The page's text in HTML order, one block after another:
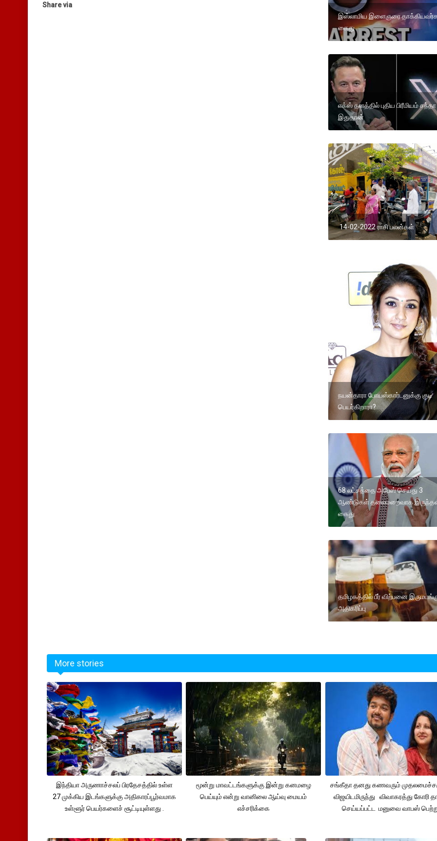
Share via
இஸ்லாமிய இளைஞரை
கைது
எக்ஸ் தளத்தில் புதிய பிரீமியம் சந்தா
இதுதான்
14-02-2022 ராசி பலன்கள்
நயன்தாரா போயஸ்கார்டனுக்கு குடி
பெயர்கிறாரா?
68 லட்சத்தை அபேஸ் செய்து 3
ஆண்டுகள் தலைமறைவாக
கைது
தமிழகத்தில் பீர் விற்பனை
அதிகரிப்பு
More stories
இந்தியா அருணாச்சலப் பிரதேசத்தில் உள்ள
27 முக்கிய இடங்களுக்கு அதிகாரப்பூர்வமாக
உள்ளூர் பெயர்களைச் சூட்டியுள்ளது .
மூன்று மாவட்டங்களுக்கு இன்று கனமழை
பெய்யும் என்று வானிலை ஆய்வு மையம்
எச்சரிக்கை
சங்கீதா தனது கணவரும்
விஜயிடமிருந்து விவாகரத்து கோரி
செய்யப்பட்ட மனுவை வாபஸ்